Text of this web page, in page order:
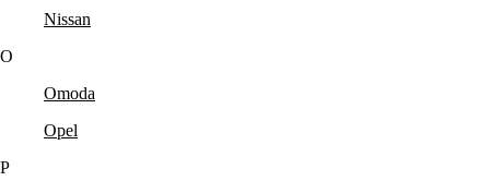
Nissan
O
Omoda
Opel
P